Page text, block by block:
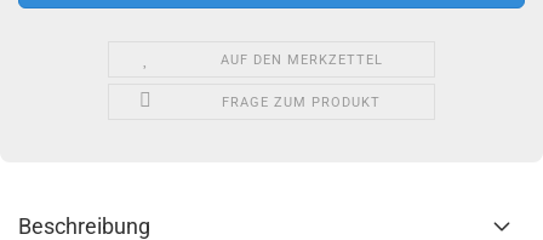
AUF DEN MERKZETTEL
FRAGE ZUM PRODUKT
Beschreibung